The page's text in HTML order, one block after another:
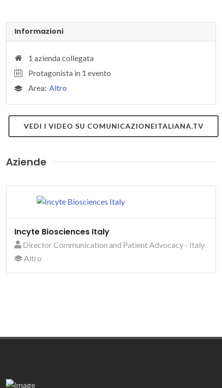
Informazioni
1 azienda collegata
Protagonista in 1 evento
Area: Altro
VEDI I VIDEO SU COMUNICAZIONEITALIANA.TV
Aziende
Incyte Biosciences Italy
Director Communication and Patient Advocacy - Italy
Altro